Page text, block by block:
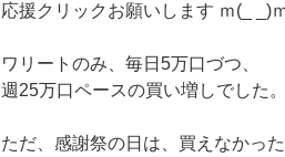
応援クリックお願いします ｍ(_ _)
ワリートのみ、毎日5万口づつ、
週25万口ペースの買い増しでした
ただ、感謝祭の日は、買えなかっ